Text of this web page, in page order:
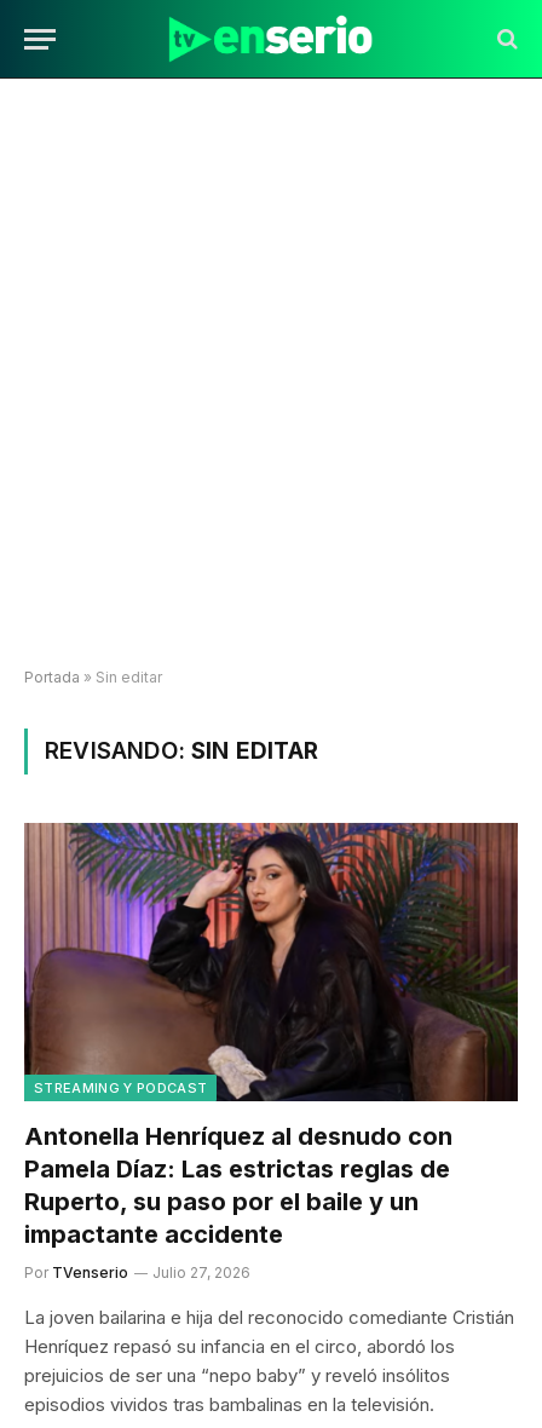
Portada » Sin editar
REVISANDO:SIN EDITAR
STREAMING Y PODCAST
Antonella Henríquez al desnudo con
Pamela Díaz: Las estrictas reglas de
Ruperto, su paso por el baile y un
impactante accidente
Por TVenserio Julio 27, 2026
La joven bailarina e hija del reconocido comediante Cristián
Henríquez repasó su infancia en el circo, abordó los
prejuicios de ser una “nepo baby” y reveló insólitos
episodios vividos tras bambalinas en la televisión.